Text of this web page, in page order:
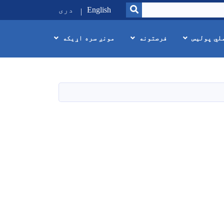
SEARCH
English دری
پولیس فرصتونه مونږ سره اړیکه